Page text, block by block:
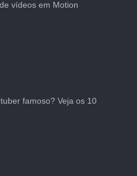
vídeos em Motion
famoso? Veja os 10